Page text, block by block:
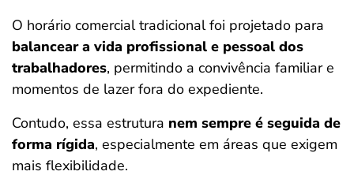
O horário comercial tradicional foi projetado para
balancear a vida profissional e pessoal dos
trabalhadores, permitindo a convivência familiar e
momentos de lazer fora do expediente.
Contudo, essa estrutura nem sempre é seguida de
forma rígida, especialmente em áreas que exigem
mais flexibilidade.